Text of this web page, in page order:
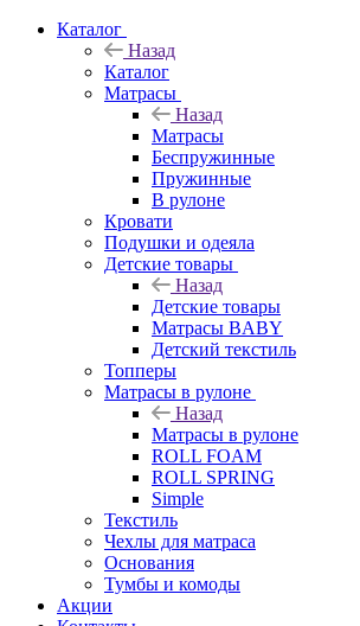
Каталог
Назад
Каталог
Матрасы
Назад
Матрасы
Беспружинные
Пружинные
В рулоне
Кровати
Подушки и одеяла
Детские товары
Назад
Детские товары
Матрасы BABY
Детский текстиль
Топперы
Матрасы в рулоне
Назад
Матрасы в рулоне
ROLL FOAM
ROLL SPRING
Simple
Текстиль
Чехлы для матраса
Основания
Тумбы и комоды
Акции